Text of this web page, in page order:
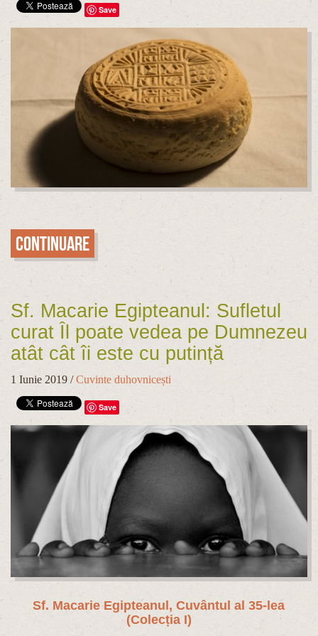
Save
Continuare
Sf. Macarie Egipteanul: Sufletul
curat Îl poate vedea pe Dumnezeu
atât cât îi este cu putință
1 Iunie 2019 /Cuvinte duhovnicești
Save
Sf. Macarie Egipteanul, Cuvântul al 35-lea
(Colecția I)